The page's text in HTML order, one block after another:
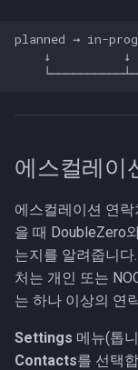
planned → in-
    ↓          ↓
에스컬레이
에스컬레이션 연
을 때 DoubleZero
는지를 알려줍니
처는 개인 또는
는 하나 이상의 연
Settings 메뉴(톱
Contacts를 선택